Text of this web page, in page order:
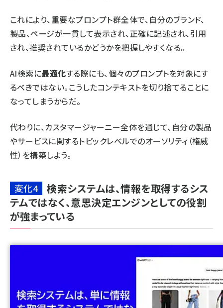
これにより、重要なプロンプト群全体で、自分のブランド、
製品、ページが一貫して表示され、正確に記述され、引用
され、推奨されているかどうかを把握しやすくなる。
AI検索に最適化する際にも、個々のプロンプトを対象にす
るべきではない。こうしたコンテキストを切り捨てることに
なってしまうからだ。
代わりに、カスタマージャーニー全体を通じて、自分の製品
やサービスに関するトピックレベルでのオーソリティ（権威
性）を構築しよう。
変化4
検索システムは、情報を取得するシス
テムではなく、意思決定エンジンとしての役割
が強まっている